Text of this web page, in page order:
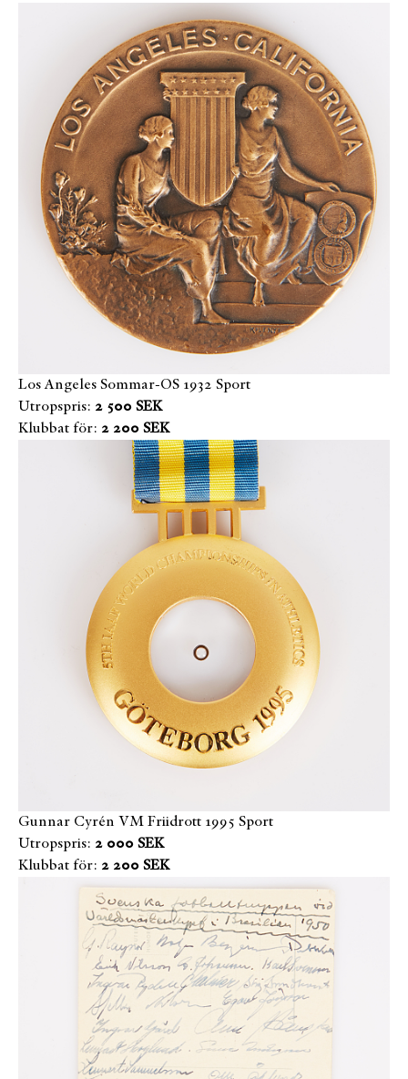
Los Angeles Sommar-OS 1932 Sport
Utropspris: 2 500 SEK
Klubbat för: 2 200 SEK
Gunnar Cyrén VM Friidrott 1995 Sport
Utropspris: 2 000 SEK
Klubbat för: 2 200 SEK